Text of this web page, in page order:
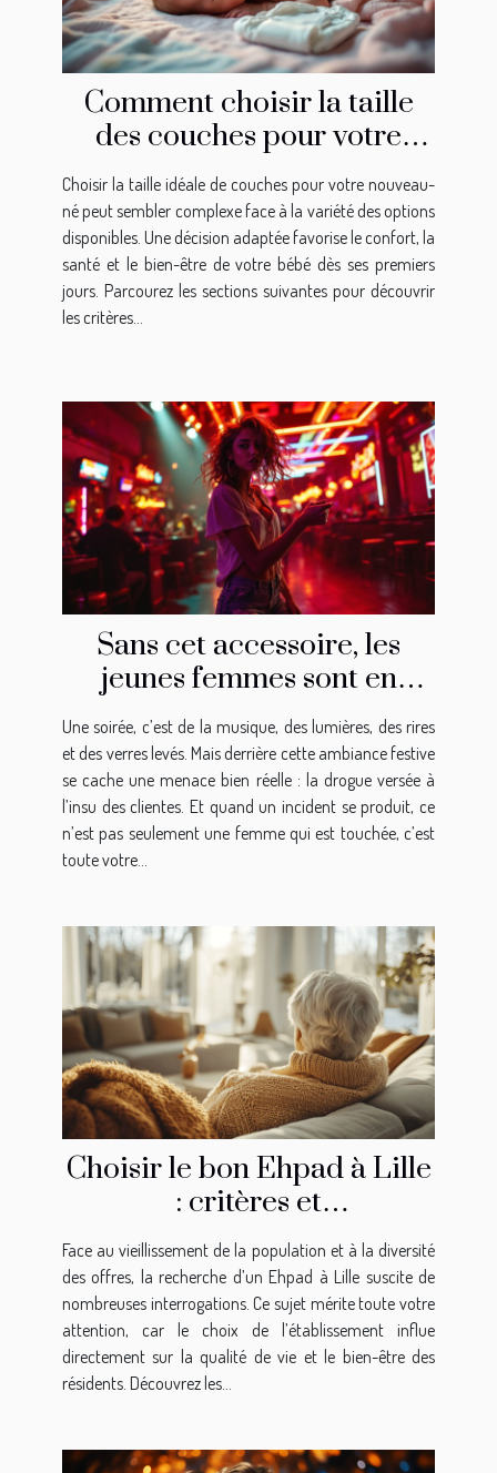
Comment choisir la taille
des couches pour votre
nouveau-né?
Choisir la taille idéale de couches pour votre nouveau-
né peut sembler complexe face à la variété des options
disponibles. Une décision adaptée favorise le confort, la
santé et le bien-être de votre bébé dès ses premiers
jours. Parcourez les sections suivantes pour découvrir
les critères...
Sans cet accessoire, les
jeunes femmes sont en
danger !
Une soirée, c’est de la musique, des lumières, des rires
et des verres levés. Mais derrière cette ambiance festive
se cache une menace bien réelle : la drogue versée à
l’insu des clientes. Et quand un incident se produit, ce
n’est pas seulement une femme qui est touchée, c’est
toute votre...
Choisir le bon Ehpad à Lille
: critères et
recommandations
Face au vieillissement de la population et à la diversité
des offres, la recherche d’un Ehpad à Lille suscite de
nombreuses interrogations. Ce sujet mérite toute votre
attention, car le choix de l’établissement influe
directement sur la qualité de vie et le bien-être des
résidents. Découvrez les...